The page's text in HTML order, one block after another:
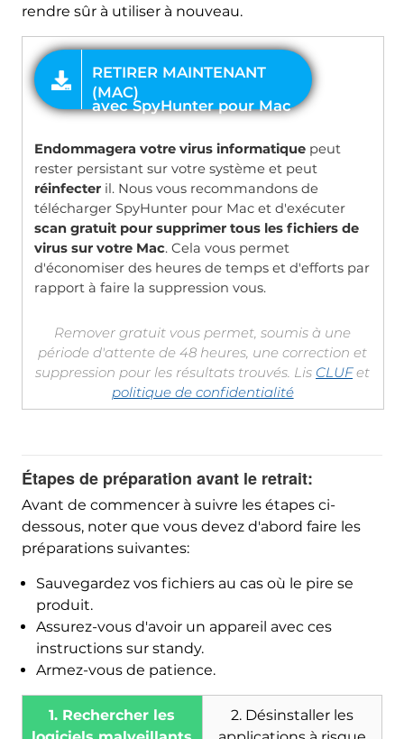
rendre sûr à utiliser à nouveau.
Endommagera votre virus informatiquepeut
rester persistant sur votre système et peut
réinfecteril. Nous vous recommandons de
télécharger SpyHunter pour Mac et d'exécuter
scan gratuit pour supprimer tous les fichiers de
virus sur votre Mac. Cela vous permet
d'économiser des heures de temps et d'efforts par
rapport à faire la suppression vous.
Remover gratuit vous permet, soumis à une
période d'attente de 48 heures, une correction et
suppression pour les résultats trouvés. Lis CLUFet
politique de confidentialité
Étapes de préparation avant le retrait:
Avant de commencer à suivre les étapes ci-
dessous, noter que vous devez d'abord faire les
préparations suivantes:
Sauvegardez vos fichiers au cas où le pire se
produit.
Assurez-vous d'avoir un appareil avec ces
instructions sur standy.
Armez-vous de patience.
1. Rechercher les
2. Désinstaller les